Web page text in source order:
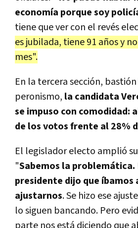
economía porque soy
tiene que ver con el revés
es jubilada, tiene 91 años y
mes".
En la tercera sección,
peronismo, la candidata
se impuso con comodidad:
de los votos frente al 28%
El legislador electo amplió
"Sabemos la
presidente dijo que íbamos
ajustarnos. Se hizo ese
lo siguen bancando. Pero